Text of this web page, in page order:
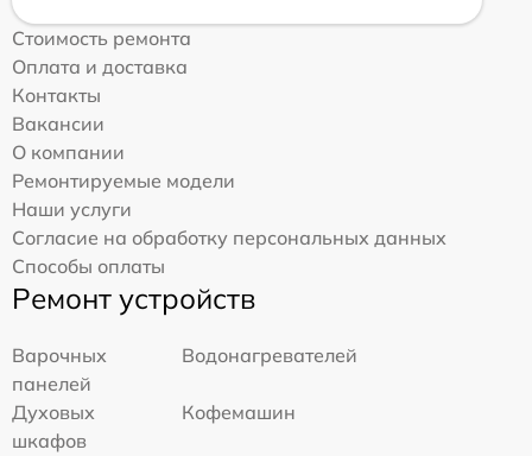
Стоимость ремонта
Оплата и доставка
Контакты
Вакансии
О компании
Ремонтируемые модели
Наши услуги
Согласие на обработку персональных данных
Способы оплаты
Ремонт устройств
Варочных
панелей
Водонагревателей
Духовых
шкафов
Кофемашин